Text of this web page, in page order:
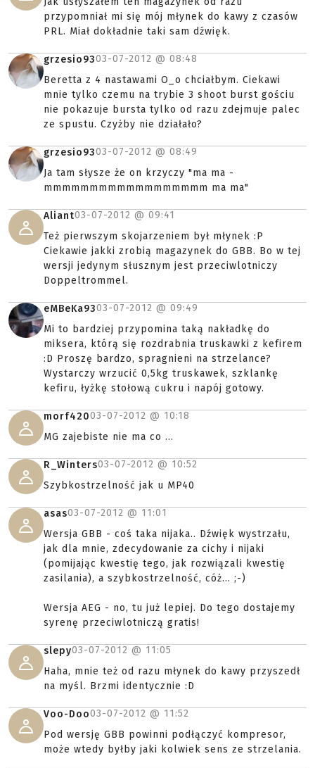
przypomniał mi się mój młynek do kawy z czasów
PRL. Miał dokładnie taki sam dźwięk.
grzesio9303-07-2012 @ 08:48
Beretta z 4 nastawami O_o chciałbym. Ciekawi
mnie tylko czemu na trybie 3 shoot burst gościu
nie pokazuje bursta tylko od razu zdejmuje palec
ze spustu. Czyżby nie działało?
grzesio9303-07-2012 @ 08:49
Ja tam słysze że on krzyczy "ma ma -
mmmmmmmmmmmmmmmmmm ma ma"
Aliant03-07-2012 @ 09:41
Też pierwszym skojarzeniem był młynek :P
Ciekawie jakki zrobią magazynek do GBB. Bo w tej
wersji jedynym słusznym jest przeciwlotniczy
Doppeltrommel.
eMBeKa9303-07-2012 @ 09:49
Mi to bardziej przypomina taką nakładkę do
miksera, którą się rozdrabnia truskawki z kefirem
:D Proszę bardzo, spragnieni na strzelance?
Wystarczy wrzucić 0,5kg truskawek, szklankę
kefiru, łyżkę stołową cukru i napój gotowy.
morf42003-07-2012 @ 10:18
MG zajebiste nie ma co ...
R_Winters03-07-2012 @ 10:52
Szybkostrzelność jak u MP40
asas03-07-2012 @ 11:01
Wersja GBB - coś taka nijaka.. Dźwięk wystrzału,
jak dla mnie, zdecydowanie za cichy i nijaki
(pomijając kwestię tego, jak rozwiązali kwestię
zasilania), a szybkostrzelność, cóż... ;-)
Wersja AEG - no, tu już lepiej. Do tego dostajemy
syrenę przeciwlotniczą gratis!
slepy03-07-2012 @ 11:05
Haha, mnie też od razu młynek do kawy przyszedł
na myśl. Brzmi identycznie :D
Voo-Doo03-07-2012 @ 11:52
Pod wersję GBB powinni podłączyć kompresor,
może wtedy byłby jaki kolwiek sens ze strzelania.